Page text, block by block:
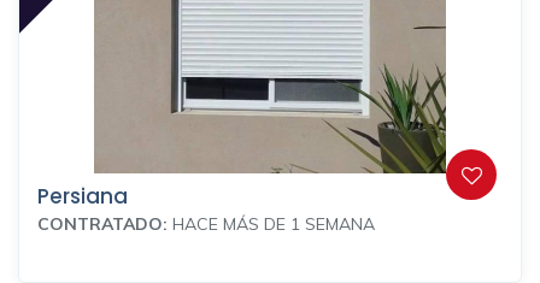
Persiana
CONTRATADO: HACE MÁS DE 1 SEMANA